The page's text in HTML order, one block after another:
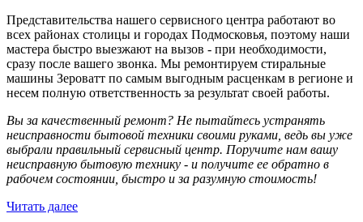
Представительства нашего сервисного центра работают во
всех районах столицы и городах Подмосковья, поэтому наши
мастера быстро выезжают на вызов - при необходимости,
сразу после вашего звонка. Мы ремонтируем стиральные
машины Зероватт по самым выгодным расценкам в регионе и
несем полную ответственность за результат своей работы.
Вы за качественный ремонт? Не пытайтесь устранять
неисправности бытовой техники своими руками, ведь вы уже
выбрали правильный сервисный центр. Поручите нам вашу
неисправную бытовую технику - и получите ее обратно в
рабочем состоянии, быстро и за разумную стоимость!
Читать далее